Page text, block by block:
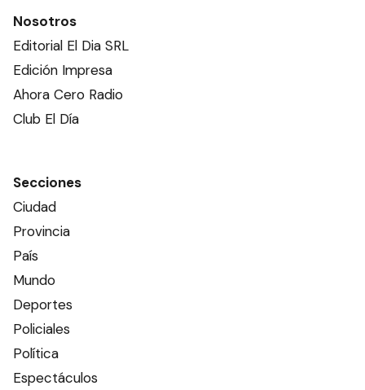
Nosotros
Editorial El Dia SRL
Edición Impresa
Ahora Cero Radio
Club El Día
Secciones
Ciudad
Provincia
País
Mundo
Deportes
Policiales
Política
Espectáculos